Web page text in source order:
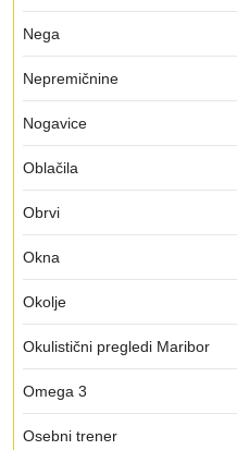
Nega
Nepremičnine
Nogavice
Oblačila
Obrvi
Okna
Okolje
Okulistični pregledi Maribor
Omega 3
Osebni trener